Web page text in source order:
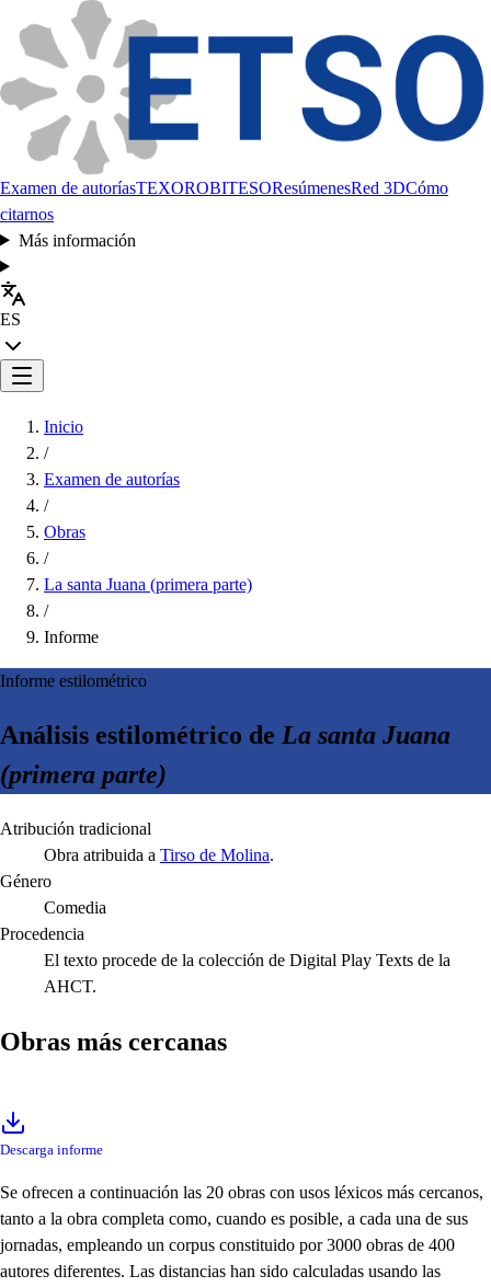
Examen de autoríasTEXOROBITESOResúmenesRed 3DCómo
citarnos
Más información
ES
Inicio
/
Examen de autorías
/
Obras
/
La santa Juana (primera parte)
/
Informe
Informe estilométrico
Análisis estilométrico de La santa Juana
(primera parte)
Atribución tradicional
Obra atribuida a Tirso de Molina.
Género
Comedia
Procedencia
El texto procede de la colección de Digital Play Texts de la
AHCT.
Obras más cercanas
Descarga informe
Se ofrecen a continuación las 20 obras con usos léxicos más cercanos,
tanto a la obra completa como, cuando es posible, a cada una de sus
jornadas, empleando un corpus constituido por 3000 obras de 400
autores diferentes. Las distancias han sido calculadas usando las